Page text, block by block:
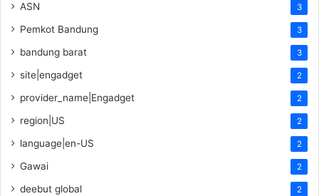
ASN 3
Pemkot Bandung 3
bandung barat 3
site|engadget 2
provider_name|Engadget 2
region|US 2
language|en-US 2
Gawai 2
deebut global 2